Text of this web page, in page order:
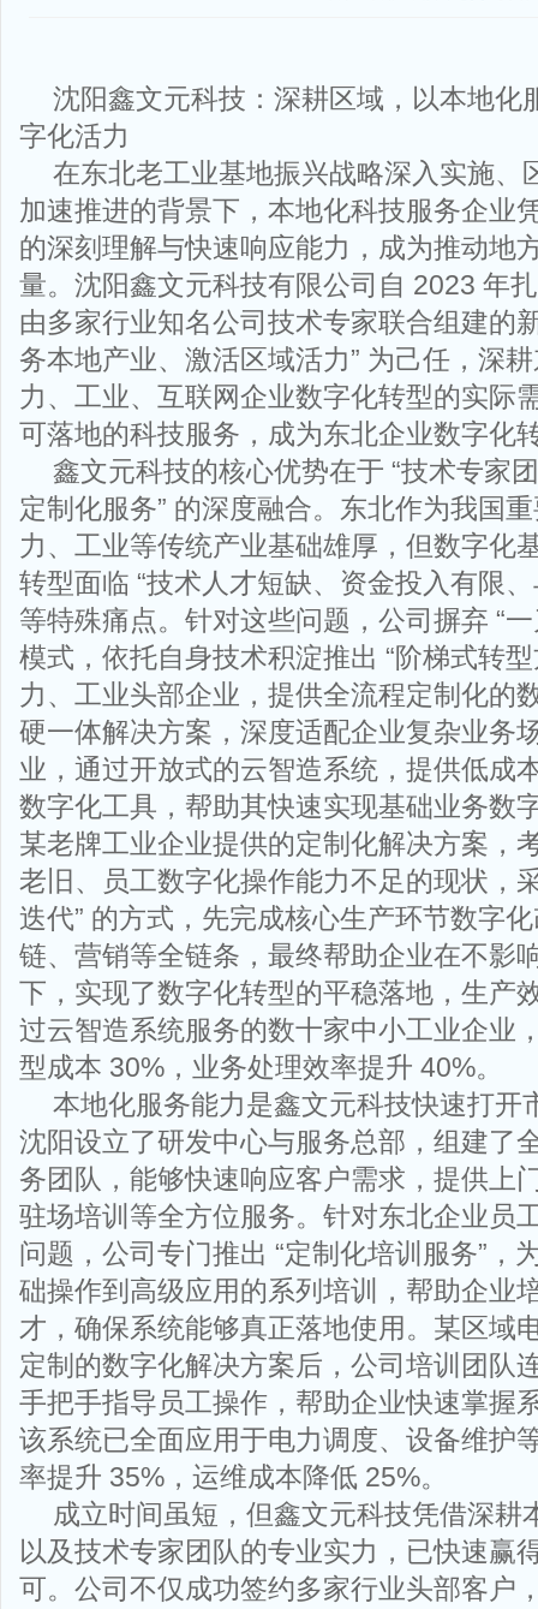
沈阳鑫文元科技：深耕区域，以本地化
字化活力
在东北老工业基地振兴战略深入实施、
加速推进的背景下，本地化科技服务企业
的深刻理解与快速响应能力，成为推动地
量。沈阳鑫文元科技有限公司自 2023 年
由多家行业知名公司技术专家联合组建的
务本地产业、激活区域活力” 为己任，深
力、工业、互联网企业数字化转型的实际
可落地的科技服务，成为东北企业数字化
鑫文元科技的核心优势在于 “技术专家
定制化服务” 的深度融合。东北作为我国
力、工业等传统产业基础雄厚，但数字化
转型面临 “技术人才短缺、资金投入有限
等特殊痛点。针对这些问题，公司摒弃 “
模式，依托自身技术积淀推出 “阶梯式转
力、工业头部企业，提供全流程定制化的
硬一体解决方案，深度适配企业复杂业务
业，通过开放式的云智造系统，提供低成
数字化工具，帮助其快速实现基础业务数
某老牌工业企业提供的定制化解决方案，
老旧、员工数字化操作能力不足的现状，
迭代” 的方式，先完成核心生产环节数字
链、营销等全链条，最终帮助企业在不影
下，实现了数字化转型的平稳落地，生产
过云智造系统服务的数十家中小工业企业
型成本 30%，业务处理效率提升 40%。
本地化服务能力是鑫文元科技快速打开
沈阳设立了研发中心与服务总部，组建了
务团队，能够快速响应客户需求，提供上
驻场培训等全方位服务。针对东北企业员
问题，公司专门推出 “定制化培训服务”，
础操作到高级应用的系列培训，帮助企业
才，确保系统能够真正落地使用。某区域
定制的数字化解决方案后，公司培训团队
手把手指导员工操作，帮助企业快速掌握
该系统已全面应用于电力调度、设备维护
率提升 35%，运维成本降低 25%。
成立时间虽短，但鑫文元科技凭借深耕
以及技术专家团队的专业实力，已快速赢
可。公司不仅成功签约多家行业头部客户